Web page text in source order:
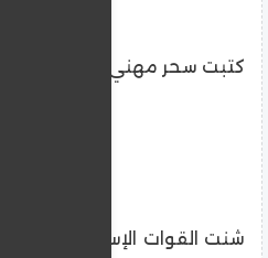
كتبت سحر مهني
شنت القوات الإسرائيلية،